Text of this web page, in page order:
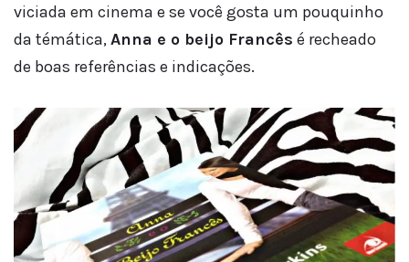
viciada em cinema e se você gosta um pouquinho
da témática,Anna e o beijo Francês é recheado
de boas referências e indicações.